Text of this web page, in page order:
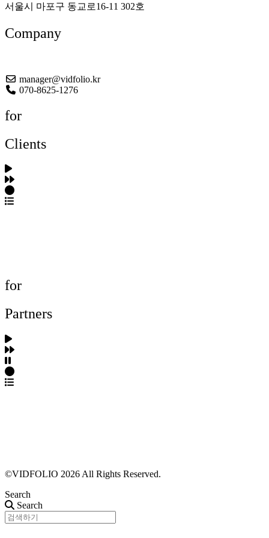
서울시 마포구 동교로16-11 302호
Company
manager@vidfolio.kr
070-8625-1276
for
Clients
for
Partners
©VIDFOLIO 2026 All Rights Reserved.
Search
Search